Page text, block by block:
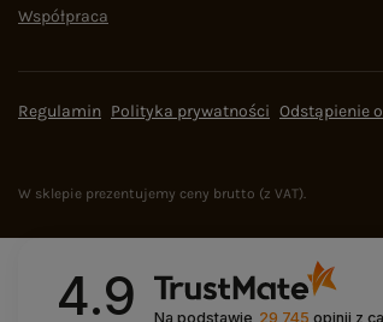
Współpraca
Regulamin Polityka prywatności Odstąpienie
W sklepie prezentujemy ceny brutto (z VAT).
4.9 Na podstawie 29 745 opinii z